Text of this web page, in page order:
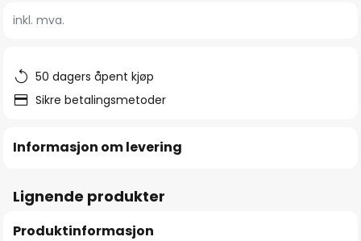
bildegalleri
inkl. mva.
50 dagers åpent kjøp
Sikre betalingsmetoder
Informasjon om levering
Lignende produkter
Produktinformasjon